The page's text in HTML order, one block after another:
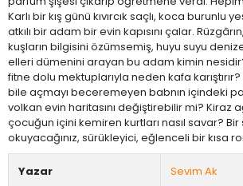
Karlı bir kış günü kıvırcık saçlı, koca burunlu
atkılı bir adam bir evin kapısını çalar.
kuşların bilgisini özümsemiş, huyu suyu
elleri dümenini arayan bu adam kimin
fitne dolu mektuplarıyla neden kafa
bile açmayı beceremeyen babnın içindeki
volkan evin haritasını değiştirebilir mi? Kiraz
çocuğun içini kemiren kurtları nasıl savar? Bir
okuyacağınız, sürükleyici, eğlenceli bir kısa
Yazar Sevim Ak